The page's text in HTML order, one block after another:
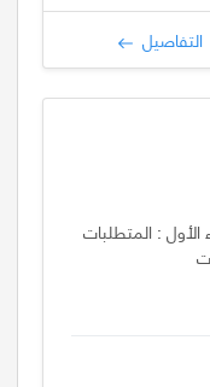
التفاصيل
الأول : المتطلبات